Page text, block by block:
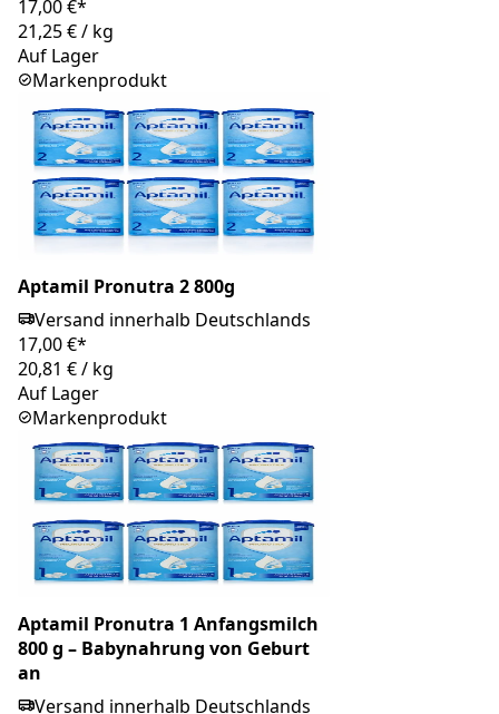
17,00 €*
21,25 €/ kg
Auf Lager
Markenprodukt
Aptamil Pronutra 2 800g
Versand innerhalb Deutschlands
17,00 €*
20,81 €/ kg
Auf Lager
Markenprodukt
Aptamil Pronutra 1 Anfangsmilch
800 g – Babynahrung von Geburt
an
Versand innerhalb Deutschlands